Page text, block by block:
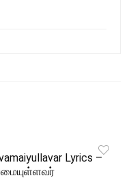
Lyrics –